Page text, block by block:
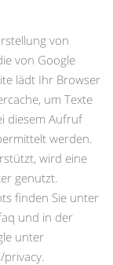
von
von Google
lädt Ihr Browser
um Texte
diesem Aufruf
werden.
wird eine
genutzt.
finden Sie unter
und in der
unter